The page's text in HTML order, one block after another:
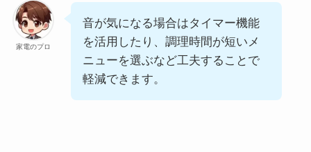
家電のプロ
音が気になる場合はタイマー機能
を活用したり、調理時間が短いメ
ニューを選ぶなど工夫することで
軽減できます。